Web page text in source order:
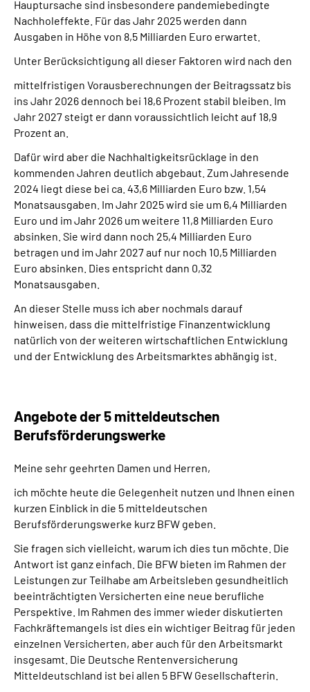
Hauptursache sind insbesondere pandemiebedingte
Nachholeffekte. Für das Jahr 2025 werden dann
Ausgaben in Höhe von 8,5 Milliarden Euro erwartet.
Unter Berücksichtigung all dieser Faktoren wird nach den
mittelfristigen Vorausberechnungen der Beitragssatz bis
ins Jahr 2026 dennoch bei 18,6 Prozent stabil bleiben. Im
Jahr 2027 steigt er dann voraussichtlich leicht auf 18,9
Prozent an.
Dafür wird aber die Nachhaltigkeitsrücklage in den
kommenden Jahren deutlich abgebaut. Zum Jahresende
2024 liegt diese bei ca. 43,6 Milliarden Euro bzw. 1,54
Monatsausgaben. Im Jahr 2025 wird sie um 6,4 Milliarden
Euro und im Jahr 2026 um weitere 11,8 Milliarden Euro
absinken. Sie wird dann noch 25,4 Milliarden Euro
betragen und im Jahr 2027 auf nur noch 10,5 Milliarden
Euro absinken. Dies entspricht dann 0,32
Monatsausgaben.
An dieser Stelle muss ich aber nochmals darauf
hinweisen, dass die mittelfristige Finanzentwicklung
natürlich von der weiteren wirtschaftlichen Entwicklung
und der Entwicklung des Arbeitsmarktes abhängig ist.
Angebote der 5 mitteldeutschen
Berufsförderungswerke
Meine sehr geehrten Damen und Herren,
ich möchte heute die Gelegenheit nutzen und Ihnen einen
kurzen Einblick in die 5 mitteldeutschen
Berufsförderungswerke kurz BFW geben.
Sie fragen sich vielleicht, warum ich dies tun möchte. Die
Antwort ist ganz einfach. Die BFW bieten im Rahmen der
Leistungen zur Teilhabe am Arbeitsleben gesundheitlich
beeinträchtigten Versicherten eine neue berufliche
Perspektive. Im Rahmen des immer wieder diskutierten
Fachkräftemangels ist dies ein wichtiger Beitrag für jeden
einzelnen Versicherten, aber auch für den Arbeitsmarkt
insgesamt. Die Deutsche Rentenversicherung
Mitteldeutschland ist bei allen 5 BFW Gesellschafterin.